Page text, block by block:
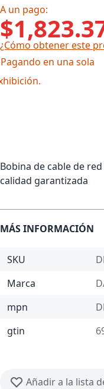
A un pago:
¿Cómo obtener este
en una sola
Bobina de cable de
calidad garantizada
MÁS INFORMACIÓN
SKU
Marca
mpn
gtin
Añadir a la lista